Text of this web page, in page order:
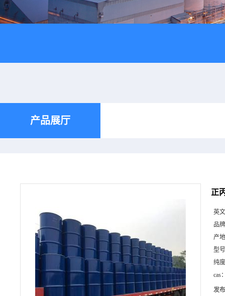
产品展厅
正
英
品
产
型
纯
cas
发